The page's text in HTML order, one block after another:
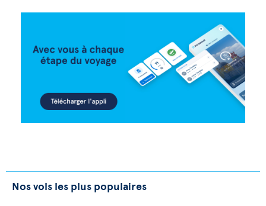
Nos vols les plus populaires